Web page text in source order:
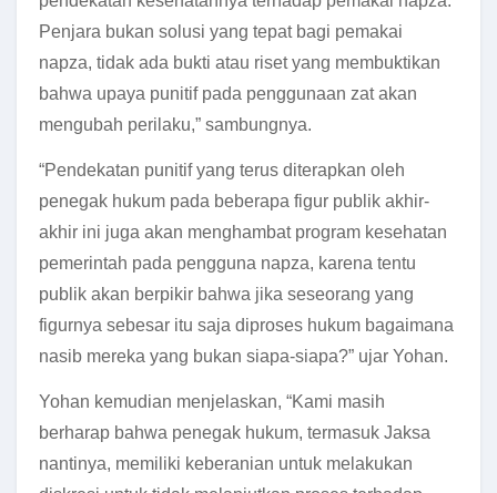
Penjara bukan solusi yang tepat bagi pemakai
napza, tidak ada bukti atau riset yang membuktikan
bahwa upaya punitif pada penggunaan zat akan
mengubah perilaku,” sambungnya.
“Pendekatan punitif yang terus diterapkan oleh
penegak hukum pada beberapa figur publik akhir-
akhir ini juga akan menghambat program kesehatan
pemerintah pada pengguna napza, karena tentu
publik akan berpikir bahwa jika seseorang yang
figurnya sebesar itu saja diproses hukum bagaimana
nasib mereka yang bukan siapa-siapa?” ujar Yohan.
Yohan kemudian menjelaskan, “Kami masih
berharap bahwa penegak hukum, termasuk Jaksa
nantinya, memiliki keberanian untuk melakukan